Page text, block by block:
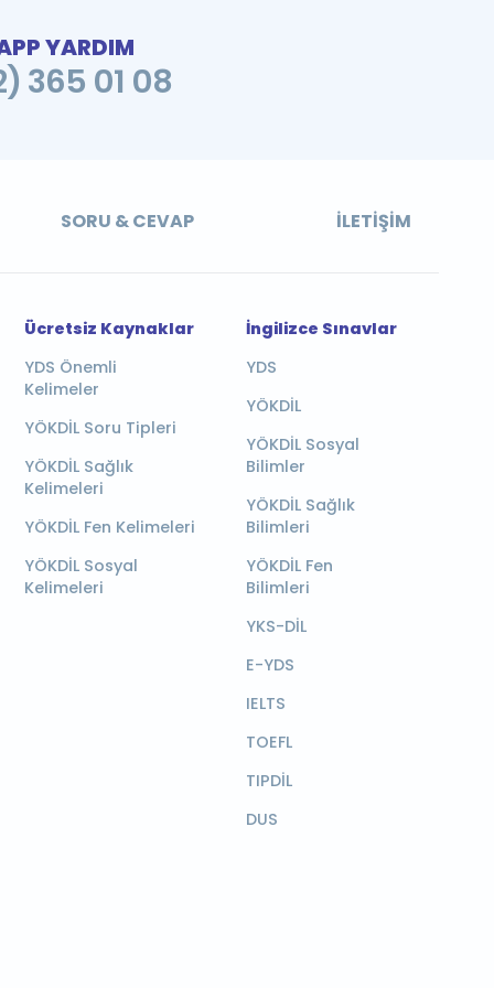
YARDIM
365 01 08
SORU & CEVAP İLETIŞIM
Ücretsiz Kaynaklar
YDS Önemli
Kelimeler
YÖKDİL Soru Tipleri
YÖKDİL Sağlık
Kelimeleri
YÖKDİL Fen Kelimeleri
YÖKDİL Sosyal
Kelimeleri
İngilizce Sınavlar
YDS
YÖKDİL
YÖKDİL Sosyal
Bilimler
YÖKDİL Sağlık
Bilimleri
YÖKDİL Fen
Bilimleri
YKS-DİL
E-YDS
IELTS
TOEFL
TIPDİL
DUS